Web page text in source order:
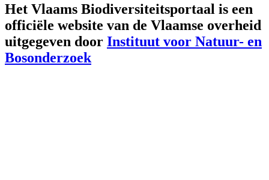
Het Vlaams Biodiversiteitsportaal is een
officiële website van de Vlaamse overheid
uitgegeven door Instituut voor Natuur- en
Bosonderzoek